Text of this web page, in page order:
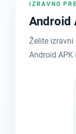
IZRAVNO
Android
Želite izravni
Android